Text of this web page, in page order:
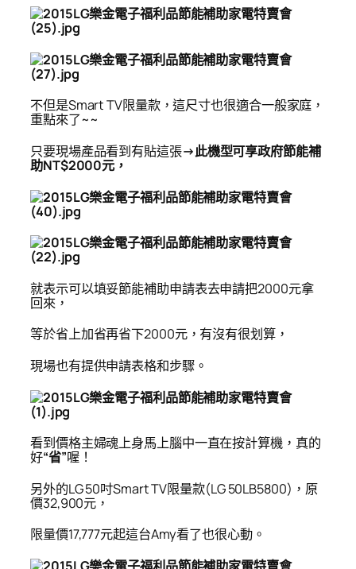
不但是Smart TV限量款，這尺寸也很適合一般家庭，
重點來了~~
只要現場產品看到有貼這張→此機型可享政府節能補
助NT$2000元，
就表示可以填妥節能補助申請表去申請把2000元拿
回來，
等於省上加省再省下2000元，有沒有很划算，
現場也有提供申請表格和步驟。
看到價格主婦魂上身馬上腦中一直在按計算機，真的
好“省”喔！
另外的LG 50吋Smart TV限量款(LG 50LB5800)，原
價32,900元，
限量價17,777元起這台Amy看了也很心動。